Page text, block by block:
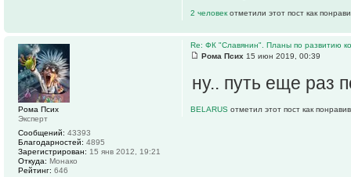
2 человек отметили этот пост как
Re: ФК "Славянин". Планы по развитию
Рома Псих 15 июн 2019, 00:39
ну.. путь еще раз
BELARUS отметил этот пост как
Рома Псих
Эксперт
Сообщений: 43393
Благодарностей: 4895
Зарегистрирован: 15 янв 2012, 19:21
Откуда: Монако
Рейтинг: 646